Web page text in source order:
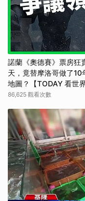
諾蘭《奧德賽》票房狂
天，竟替摩洛哥做了
地圖？【TODAY 看世界
86,625 觀看次數